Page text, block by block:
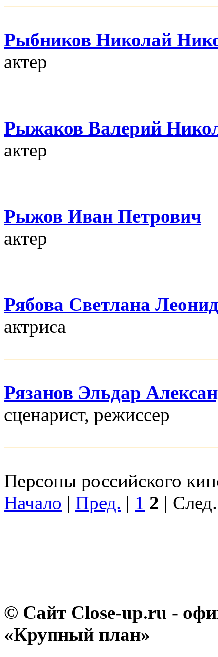
Рыбников Николай
актер
Рыжаков Валерий
актер
Рыжов Иван Петрович
актер
Рябова Светлана
актриса
Рязанов Эльдар
сценарист, режисcер
Персоны российского
Начало | Пред. | 1 2 |
© Сайт Close-up.ru -
«Крупный план»